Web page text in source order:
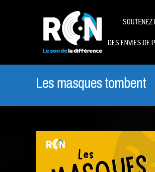
SOUTENEZ
DES ENVIES DE
Les masques tombent